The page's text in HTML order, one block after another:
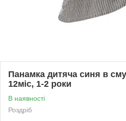
Панамка дитяча синя в
12міс, 1-2 роки
В наявності
Роздріб